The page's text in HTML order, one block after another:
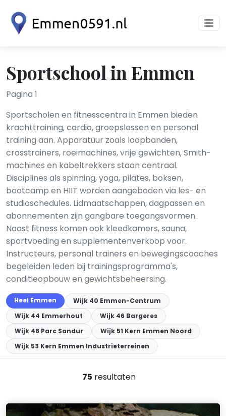
Sportschool in Emmen
Pagina 1
Sportscholen en fitnesscentra in Emmen bieden
krachttraining, cardio, groepslessen en personal
training aan. Apparatuur zoals loopbanden,
crosstrainers, roeimachines, vrije gewichten, Smith-
machines en kabeltrekkers staan centraal.
Disciplines als spinning, yoga, pilates, boksen,
bootcamp en HIIT worden aangeboden via les- en
studioschedules. Lidmaatschappen, dagpassen en
abonnementen zijn gangbare toegangsvormen.
Naast fitness komen ook kleedkamers, sauna,
sportvoeding en supplementenverkoop voor.
Instructeurs, personal trainers en bewegingscoaches
begeleiden leden bij trainingsprogramma's,
conditieopbouw en gewichtsbeheersing.
Heel Emmen
Wijk 40 Emmen-Centrum
Wijk 44 Emmerhout
Wijk 46 Bargeres
Wijk 48 Parc Sandur
Wijk 51 Kern Emmen Noord
Wijk 53 Kern Emmen Industrieterreinen
75 resultaten